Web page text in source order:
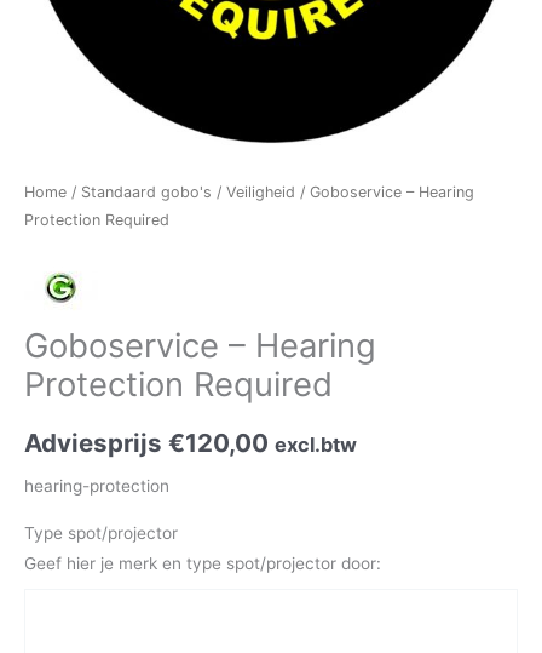
Home / Standaard gobo's / Veiligheid / Goboservice – Hearing
Protection Required
Goboservice – Hearing
Protection Required
Adviesprijs €120,00 excl.btw
hearing-protection
Type spot/projector
Geef hier je merk en type spot/projector door: